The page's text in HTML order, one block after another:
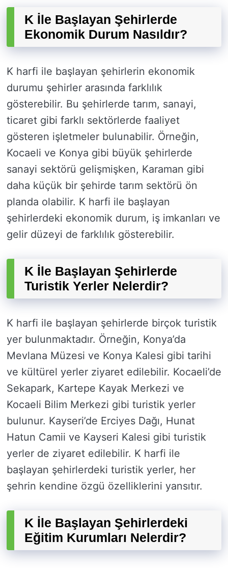
K İle Başlayan Şehirlerde
Ekonomik Durum Nasıldır?
K harfi ile başlayan şehirlerin ekonomik
durumu şehirler arasında farklılık
gösterebilir. Bu şehirlerde tarım, sanayi,
ticaret gibi farklı sektörlerde faaliyet
gösteren işletmeler bulunabilir. Örneğin,
Kocaeli ve Konya gibi büyük şehirlerde
sanayi sektörü gelişmişken, Karaman gibi
daha küçük bir şehirde tarım sektörü ön
planda olabilir. K harfi ile başlayan
şehirlerdeki ekonomik durum, iş imkanları ve
gelir düzeyi de farklılık gösterebilir.
K İle Başlayan Şehirlerde
Turistik Yerler Nelerdir?
K harfi ile başlayan şehirlerde birçok turistik
yer bulunmaktadır. Örneğin, Konya’da
Mevlana Müzesi ve Konya Kalesi gibi tarihi
ve kültürel yerler ziyaret edilebilir. Kocaeli’de
Sekapark, Kartepe Kayak Merkezi ve
Kocaeli Bilim Merkezi gibi turistik yerler
bulunur. Kayseri’de Erciyes Dağı, Hunat
Hatun Camii ve Kayseri Kalesi gibi turistik
yerler de ziyaret edilebilir. K harfi ile
başlayan şehirlerdeki turistik yerler, her
şehrin kendine özgü özelliklerini yansıtır.
K İle Başlayan Şehirlerdeki
Eğitim Kurumları Nelerdir?